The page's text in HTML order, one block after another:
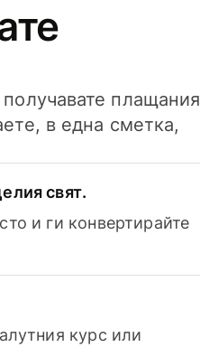
плащания
в една сметка,
свят.
и ги конвертирайте
курс или